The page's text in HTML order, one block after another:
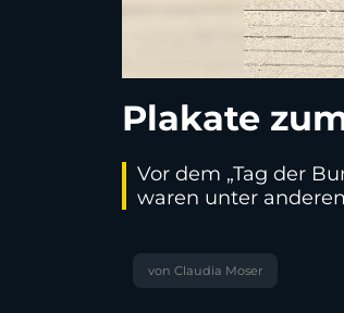
Plakate
Vor dem „Tag der
waren unter
von Claudia Moser